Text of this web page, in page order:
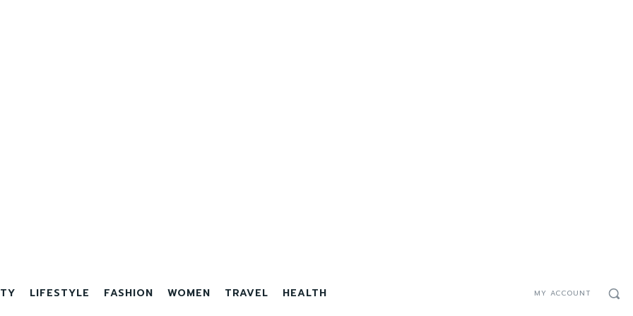
LIFESTYLE FASHION WOMEN TRAVEL HEALTH MY ACCOUNT